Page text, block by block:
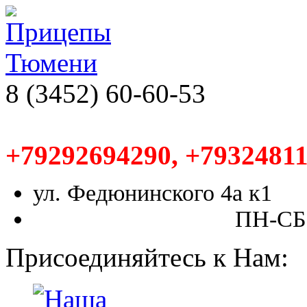
8 (3452) 60-60-53
+79292694290,
ул. Федюнинского 4а к1
ПН-СБ,
Присоединяйтесь к Нам: